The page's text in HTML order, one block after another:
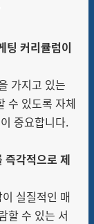
팅 커리큘럼이
가지고 있는
수 있도록 자체
중요합니다.
즉각적으로 제
실질적인 매
할 수 있는 서